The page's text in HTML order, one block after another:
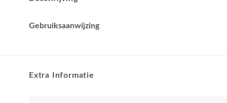
Gebruiksaanwijzing
Extra Informatie